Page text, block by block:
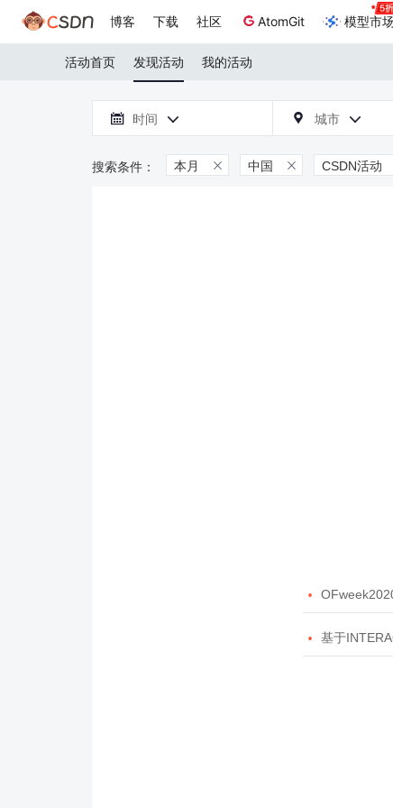
博客 下载 社区 AtomGit 模型市场
活动首页 发现活动 我的活动
 时间   城市 
本月  中国  CSDN活动

 基于